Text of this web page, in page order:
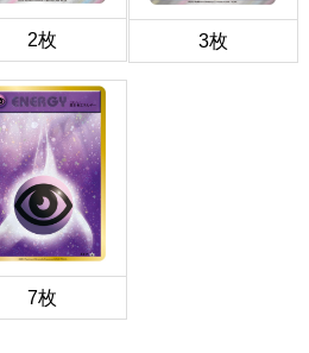
2枚 3枚
7枚